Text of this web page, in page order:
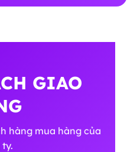
GIAO
hàng mua hàng của